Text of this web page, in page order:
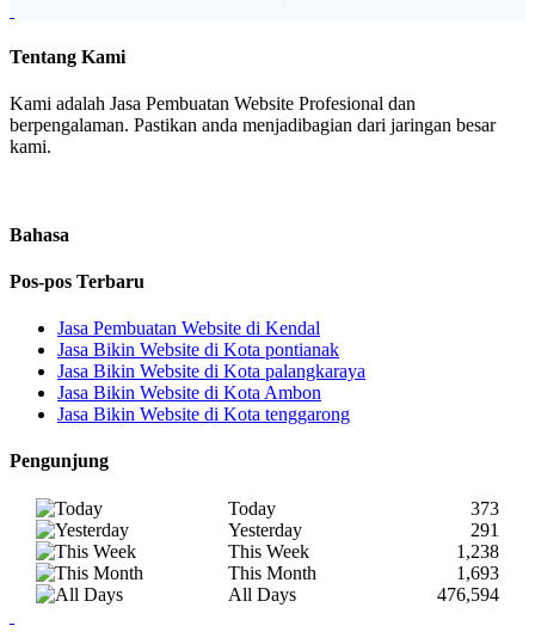
Tentang Kami
Kami adalah Jasa Pembuatan Website Profesional dan
berpengalaman. Pastikan anda menjadibagian dari jaringan besar
kami.
Bahasa
Pos-pos Terbaru
Jasa Pembuatan Website di Kendal
Jasa Bikin Website di Kota pontianak
Jasa Bikin Website di Kota palangkaraya
Jasa Bikin Website di Kota Ambon
Jasa Bikin Website di Kota tenggarong
Pengunjung
Today
373
Yesterday
291
This Week
1,238
This Month
1,693
All Days
476,594